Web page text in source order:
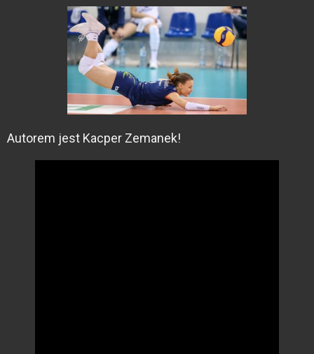
Autorem jest Kacper Zemanek!